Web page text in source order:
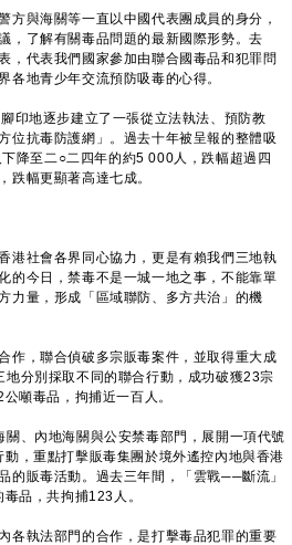
與海關等一直以中國代表團成員的身分，
，了解有關毒品問題的最新國際形勢。去
，代表我們國家參加由聯合國毒品和犯罪問
各地青少年交流預防吸毒的心得。
地逐步建立了一張從立法執法、預防教
位抗毒防護網」。過去十年被呈報的整體吸
降至二○二四年的約5 000人，跌幅超過四
跌幅更顯著高達七成。
社會各界同心協力，更是有賴我們三地執
的今日，禁毒不是一城一地之事，不能靠單
力量，形成「區域聯防、多方共治」的機
，聯合偵破多宗販毒案件，並取得重大成
分別採取不同的聯合行動，成功破獲23宗
噸毒品，拘捕近一百人。
、內地海關與公安禁毒部門，展開一項代號
，重點打擊販毒集團於境外遙控內地與香港
的販毒活動。過去三年間，「雲戰──斷流」
品，共拘捕123人。
執法部門的合作，是打擊毒品犯罪的重要